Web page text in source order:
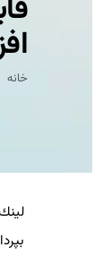
خانه